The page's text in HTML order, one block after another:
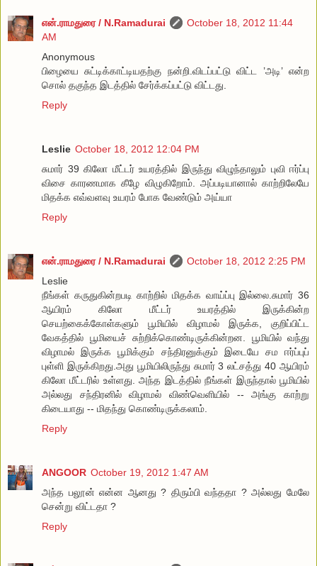
என்.ராமதுரை / N.Ramadurai
October 18, 2012 11:44
AM
Anonymous
பிழையை சுட்டிக்காட்டியதற்கு நன்றி.விடப்பட்டு விட்ட ’அடி’ என்ற
சொல் தகுந்த இடத்தில் சேர்க்கப்பட்டு விட்டது.
Reply
Leslie October 18, 2012 12:04 PM
சுமார் 39 கிலோ மீட்டர் உயரத்தில் இருந்து விழுந்தாலும் புவி ஈர்ப்பு
விசை காரணமாக கீழே விழுகிறோம். அப்படியானால் காற்றிலேயே
மிதக்க எவ்வளவு உயரம் போக வேண்டும் அய்யா
Reply
என்.ராமதுரை / N.Ramadurai
October 18, 2012 2:25 PM
Leslie
நீங்கள் கருதுகின்றபடி காற்றில் மிதக்க வாய்ப்பு இல்லை.சுமார் 36
ஆயிரம் கிலோ மீட்டர் உயரத்தில் இருக்கின்ற
செயற்கைக்கோள்களும் பூமியில் விழாமல் இருக்க, குறிப்பிட்ட
வேகத்தில் பூமியைச் சுற்றிக்கொண்டிருக்கின்றன. பூமியில் வந்து
விழாமல் இருக்க பூமிக்கும் சந்திரனுக்கும் இடையே சம ஈர்ப்புப்
புள்ளி இருக்கிறது.அது பூமியிலிருந்து சுமார் 3 லட்சத்து 40 ஆயிரம்
கிலோ மீட்டரில் உள்ளது. அந்த இடத்தில் நீங்கள் இருந்தால் பூமியில்
அல்லது சந்திரனில் விழாமல் விண்வெளியில் -- அங்கு காற்று
கிடையாது -- மிதந்து கொண்டிருக்கலாம்.
Reply
ANGOOR October 19, 2012 1:47 AM
அந்த பலூன் என்ன ஆனது ? திரும்பி வந்ததா ? அல்லது மேலே
சென்று விட்டதா ?
Reply